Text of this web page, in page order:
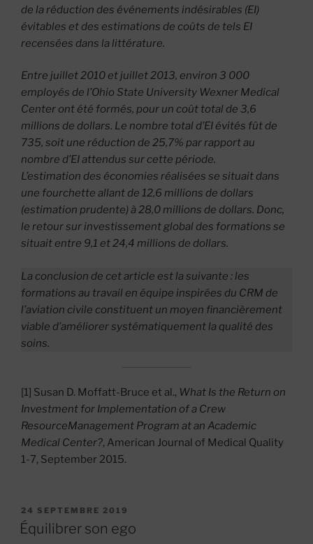
de la réduction des événements indésirables (EI)
évitables et des estimations de coûts de tels EI
recensées dans la littérature.
Entre juillet 2010 et juillet 2013, environ 3 000
employés de l’Ohio State University Wexner Medical
Center ont été formés, pour un coût total de 3,6
millions de dollars. Le nombre total d’EI évités fût de
735, soit une réduction de 25,7% par rapport au
nombre d’EI attendus sur cette période.
L’estimation des économies réalisées se situait dans
une fourchette allant de 12,6 millions de dollars
(estimation prudente) à 28,0 millions de dollars. Donc,
le retour sur investissement global des formations se
situait entre 9,1 et 24,4 millions de dollars.
La conclusion de cet article est la suivante : les
formations au travail en équipe inspirées du CRM de
l’aviation civile constituent un moyen financièrement
viable d’améliorer systématiquement la qualité des
soins.
[1] Susan D. Moffatt-Bruce et al., What Is the Return on
Investment for Implementation of a Crew
ResourceManagement Program at an Academic
Medical Center?, American Journal of Medical Quality
1-7, September 2015.
PUBLIÉ
LE
24 SEPTEMBRE 2019
Équilibrer son ego